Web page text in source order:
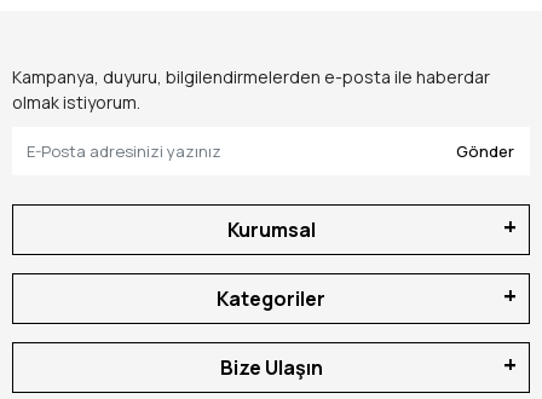
Kampanya, duyuru, bilgilendirmelerden e-posta ile haberdar
olmak istiyorum.
Gönder
Kurumsal
Kategoriler
Bize Ulaşın